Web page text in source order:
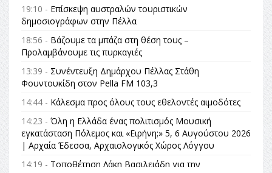
19:10 - Επίσκεψη αυστραλών τουριστικών
δημοσιογράφων στην Πέλλα
18:56 - Βάζουμε τα μπάζα στη θέση τους –
Προλαμβάνουμε τις πυρκαγιές
13:39 - Συνέντευξη Δημάρχου Πέλλας Στάθη
Φουντουκίδη στον Pella FM 103,3
14:44 - Κάλεσμα προς όλους τους εθελοντές αιμοδότες
14:23 - Όλη η Ελλάδα ένας πολιτισμός Μουσική
εγκατάσταση Πόλεμος και «Ειρήνη;» 5, 6 Αυγούστου 2026
| Αρχαία Έδεσσα, Αρχαιολογικός Χώρος Λόγγου
14:19 - Τοποθέτηση Λάκη Βασιλειάδη για την